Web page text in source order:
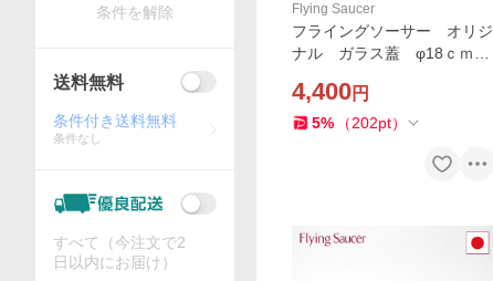
Flying Saucer
フライングソーサー オリジ
ナル ガラス蓋 φ18ｃｍ
稿で商品価格(税抜)10%分の
クーポンプレゼント】
4,400円
5% （202pt）
条件を解除
送料無料
条件付き送料無料
条件なし
すべて（今注文で2
日以内にお届け）